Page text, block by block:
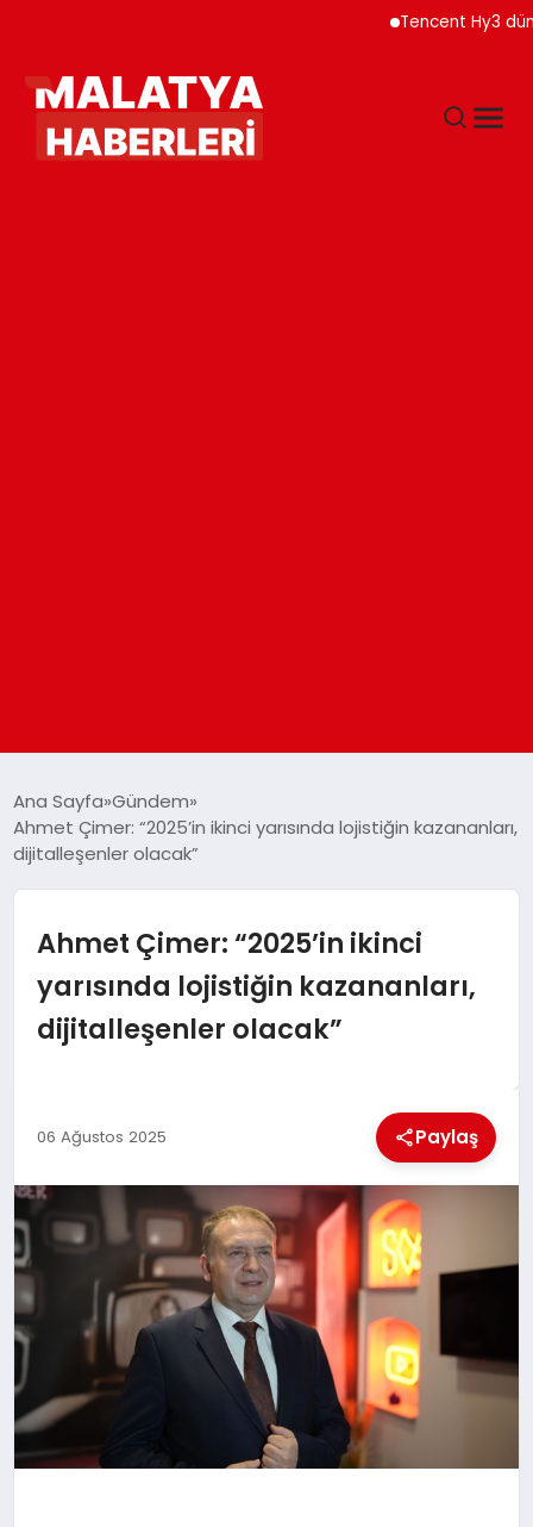
Tencent Hy3 dünya
GÜNDEM
DÜNYA
EĞITIM
MAGAZIN
SAĞLIK
SIYASET
SPOR
TEKNOLOJI
Ana Sayfa Gündem
Ahmet Çimer: “2025’in ikinci yarısında lojistiğin kazananları,
dijitalleşenler olacak”
Ahmet Çimer: “2025’in ikinci
yarısında lojistiğin kazananları,
dijitalleşenler olacak”
06 Ağustos 2025 Paylaş